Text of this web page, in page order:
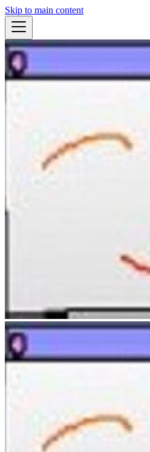
Skip to main content